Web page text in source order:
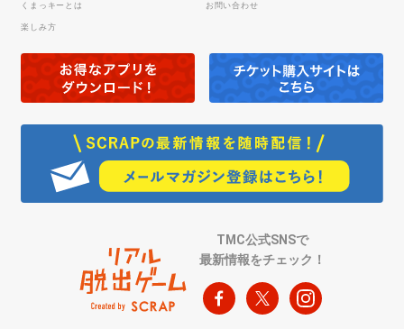
くまっキーとは
楽しみ方
お問い合わせ
TMC公式SNSで
最新情報をチェック！